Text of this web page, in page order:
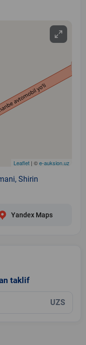
Leaflet | ©e-auksion.uz
Shirin
Yandex Maps
taklif
UZS